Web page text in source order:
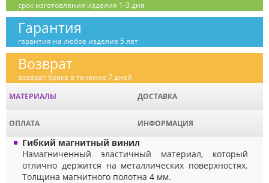
срок изготовления изделия 1-3 дня
Гарантия
гарантия на любое изделие 5 лет
Возврат
возврат брака в течение 7 дней
МАТЕРИАЛЫ
ДОСТАВКА
ОПЛАТА ИНФОРМАЦИЯ
Гибкий магнитный винил
Намагниченный эластичный материал, который
отлично держится на металлических поверхностях.
Толщина магнитного полотна 4 мм.